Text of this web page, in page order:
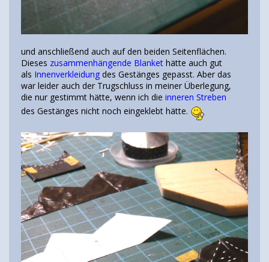
und anschließend auch auf den beiden Seitenflächen.
Dieses zusammenhängende Blanket hätte auch gut
als Innenverkleidung des Gestänges gepasst. Aber das
war leider auch der Trugschluss in meiner Überlegung,
die nur gestimmt hätte, wenn ich die inneren Streben
des Gestänges nicht noch eingeklebt hätte.